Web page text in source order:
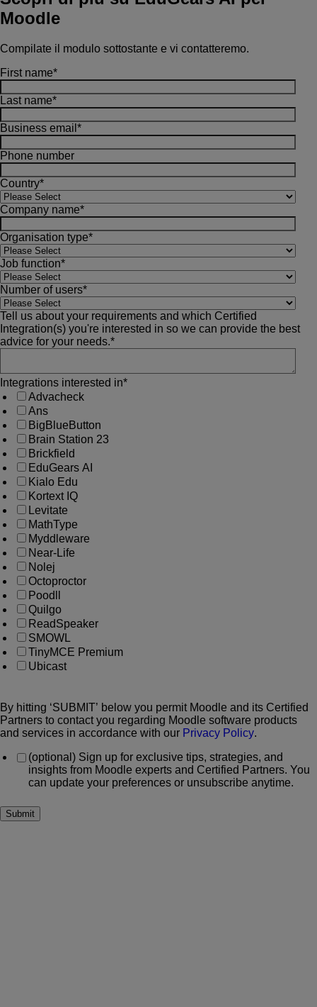
Moodle
Compilate il modulo sottostante e vi contatteremo.
First name*
Last name*
Business email *
Phone number
Country*
Company name*
Organisation type*
Job function*
Number of users*
Tell us about your requirements and which Certified
Integration(s) you're interested in so we can provide the best
advice for your needs.*
Integrations interested in*
Advacheck
Ans
BigBlueButton
Brain Station 23
Brickfield
EduGears AI
Kialo Edu
Kortext IQ
Levitate
MathType
Myddleware
Near-Life
Nolej
Octoproctor
Poodll
Quilgo
ReadSpeaker
SMOWL
TinyMCE Premium
Ubicast
By hitting ‘SUBMIT’ below you permit Moodle and its Certified
Partners to contact you regarding Moodle software products
and services in accordance with our Privacy Policy.
(optional) Sign up for exclusive tips, strategies, and
insights from Moodle experts and Certified Partners. You
can update your preferences or unsubscribe anytime.